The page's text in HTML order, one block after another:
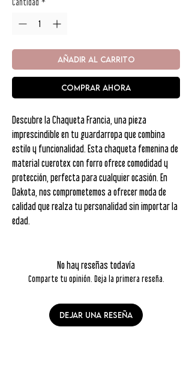
Cantidad *
AÑADIR AL CARRITO
COMPRAR AHORA
Descubre la Chaqueta Francia, una pieza
imprescindible en tu guardarropa que combina
estilo y funcionalidad. Esta chaqueta femenina de
material cuerotex con forro ofrece comodidad y
protección, perfecta para cualquier ocasión. En
Dakota, nos comprometemos a ofrecer moda de
calidad que realza tu personalidad sin importar la
edad.
No hay reseñas todavía
Comparte tu opinión. Deja la primera reseña.
Dejar una reseña